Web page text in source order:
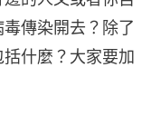
傳染開去？除了
什麼？大家要加